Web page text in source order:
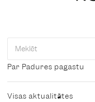
Par Padures pagastu
Visas aktualitātes